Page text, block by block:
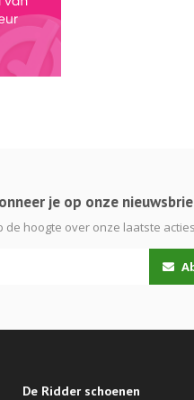
je op onze
de hoogte over onze laatste acties
De Ridder schoenen